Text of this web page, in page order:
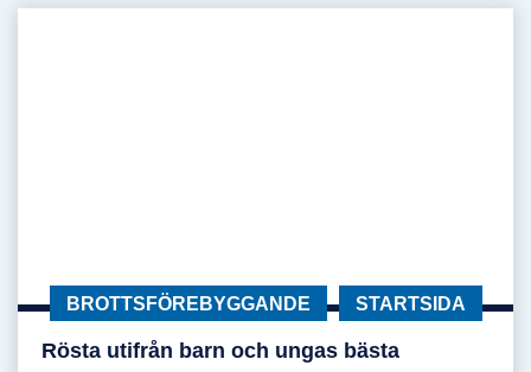
Rösta utifrån barn och ungas bästa
Rösta utifrån barn och ungas bästa
KATEGORI:
BROTTSFÖREBYGGANDE KATEGORI:
STARTSIDA